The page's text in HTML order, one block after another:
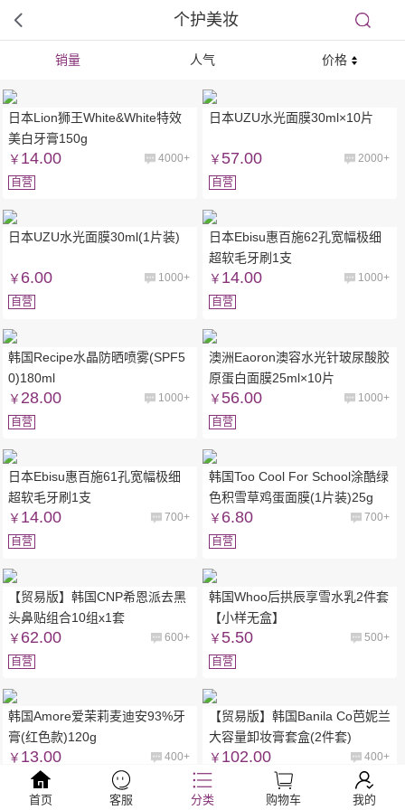
个护美妆
销量 人气 价格
日本Lion狮王White&White特效
美白牙膏150g
￥ 14.00
4000+
自营
日本UZU水光面膜30ml×10片
￥ 57.00
2000+
自营
日本UZU水光面膜30ml(1片装)
￥ 6.00
1000+
自营
日本Ebisu惠百施62孔宽幅极细
超软毛牙刷1支
￥ 14.00
1000+
自营
韩国Recipe水晶防晒喷雾(SPF5
0)180ml
￥ 28.00
1000+
自营
澳洲Eaoron澳容水光针玻尿酸胶
原蛋白面膜25ml×10片
￥ 56.00
1000+
自营
日本Ebisu惠百施61孔宽幅极细
超软毛牙刷1支
￥ 14.00
700+
自营
韩国Too Cool For School涂酷绿
色积雪草鸡蛋面膜(1片装)25g
￥ 6.80
700+
自营
【贸易版】韩国CNP希恩派去黑
头鼻贴组合10组x1套
￥ 62.00
600+
自营
韩国Whoo后拱辰享雪水乳2件套
【小样无盒】
￥ 5.50
500+
自营
韩国Amore爱茉莉麦迪安93%牙
膏(红色款)120g
￥ 13.00
400+
自营
【贸易版】韩国Banila Co芭妮兰
大容量卸妆膏套盒(2件套)
￥ 102.00
400+
自营
首页 客服 分类 购物车 我的